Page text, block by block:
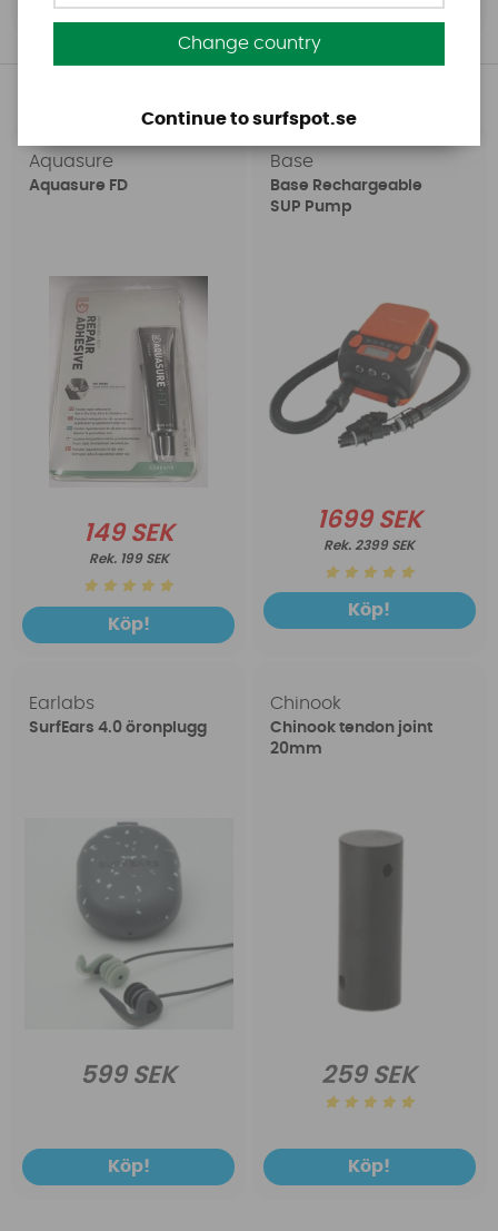
Aquasure
Aquasure FD
149 SEK
199 SEK
Köp!
Base
Base Rechargeable
SUP Pump
1699 SEK
2399 SEK
Köp!
Earlabs
SurfEars 4.0 öronplugg
599 SEK
Köp!
Chinook
Chinook tendon joint
20mm
259 SEK
Köp!
Change country
Continue to surfspot.se